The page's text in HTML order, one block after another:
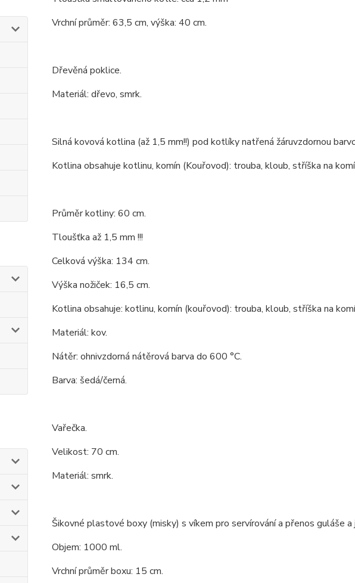
Vrchní průměr: 63,5 cm, výška: 40 cm.
Dřevěná poklice.
Materiál: dřevo, smrk.
Silná kovová kotlina (až 1,5 mm!!) pod kotlíky natřená žáruvzdornou
Kotlina obsahuje kotlinu, komín (Kouřovod): trouba, kloub, stříška na
Průměr kotliny: 60 cm.
Tloušťka až 1,5 mm !!!
Celková výška: 134 cm.
Výška nožiček: 16,5 cm.
Kotlina obsahuje: kotlinu, komín (kouřovod): trouba, kloub, stříška na
Materiál: kov.
Nátěr: ohnivzdorná nátěrová barva do 600 °C.
Barva: šedá/černá.
Vařečka.
Velikost: 70 cm.
Materiál: smrk.
Šikovné plastové boxy (misky) s víkem pro servírování a přenos guláše a
Objem: 1000 ml.
Vrchní průměr boxu: 15 cm.